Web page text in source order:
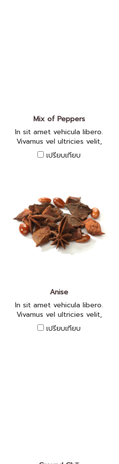
Mix of Peppers
In sit amet vehicula libero.
Vivamus vel ultricies velit,
sed fringilla elit.
เปรียบเทียบ
Anise
In sit amet vehicula libero.
Vivamus vel ultricies velit,
sed fringilla elit.
เปรียบเทียบ